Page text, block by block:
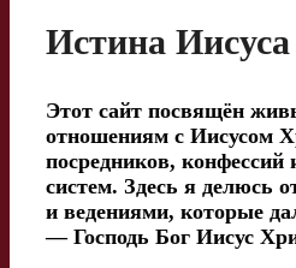
Истина
Этот сайт посвящён
отношениям с Иисусом
посредников, конфессий
систем. Здесь я делюсь
и ведениями, которые
— Господь Бог Иисус